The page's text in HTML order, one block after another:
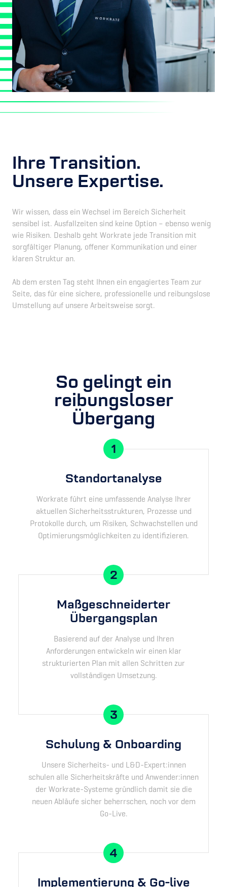
Ihre Transition.
Unsere Expertise.
Wir wissen, dass ein Wechsel im Bereich Sicherheit
sensibel ist. Ausfallzeiten sind keine Option – ebenso wenig
wie Risiken. Deshalb geht Workrate jede Transition mit
sorgfältiger Planung, offener Kommunikation und einer
klaren Struktur an.
Ab dem ersten Tag steht Ihnen ein engagiertes Team zur
Seite, das für eine sichere, professionelle und reibungslose
Umstellung auf unsere Arbeitsweise sorgt.
So gelingt ein
reibungsloser
Übergang
1
Standortanalyse
Workrate führt eine umfassende Analyse Ihrer
aktuellen Sicherheitsstrukturen, Prozesse und
Protokolle durch, um Risiken, Schwachstellen und
Optimierungsmöglichkeiten zu identifizieren.
2
Maßgeschneiderter
Übergangsplan
Basierend auf der Analyse und Ihren
Anforderungen entwickeln wir einen klar
strukturierten Plan mit allen Schritten zur
vollständigen Umsetzung.
3
Schulung & Onboarding
Unsere Sicherheits- und L&D-Expert:innen
schulen alle Sicherheitskräfte und Anwender:innen
der Workrate-Systeme gründlich damit sie die
neuen Abläufe sicher beherrschen, noch vor dem
Go-Live.
4
Implementierung & Go-live